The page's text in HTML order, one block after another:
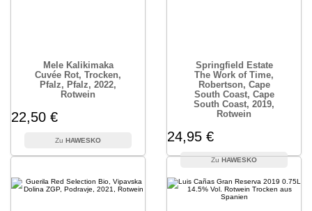
Mele Kalikimaka
Cuvée Rot, Trocken,
Pfalz, Pfalz, 2022,
Rotwein
22,50 €
HAWESKO
Springfield Estate
The Work of Time,
Robertson, Cape
South Coast, Cape
South Coast, 2019,
Rotwein
24,95 €
HAWESKO